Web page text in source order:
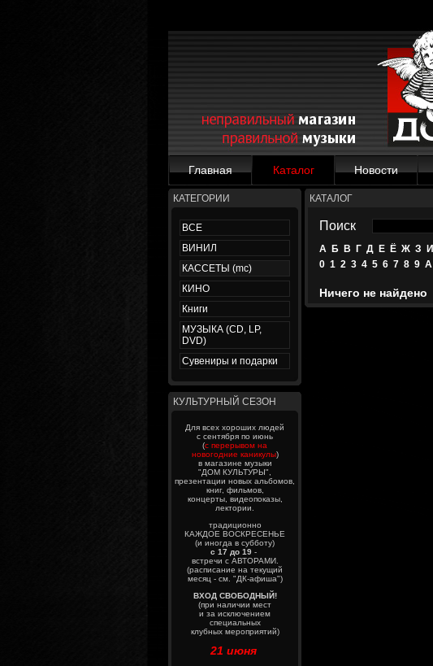
Главная Каталог Новости
КАТЕГОРИИ
ВСЕ
ВИНИЛ
КАССЕТЫ (mc)
КИНО
Книги
МУЗЫКА (CD, LP,
DVD)
Сувениры и подарки
КУЛЬТУРНЫЙ СЕЗОН
Для всех хороших людей
с сентября по июнь
(с перерывом на
новогодние каникулы)
в магазине музыки
"ДОМ КУЛЬТУРЫ",
презентации новых альбомов,
книг, фильмов,
концерты, видеопоказы,
лектории.
традиционно
КАЖДОЕ ВОСКРЕСЕНЬЕ
(и иногда в субботу)
с 17 до 19 -
встречи с АВТОРАМИ.
(расписание на текущий
месяц - см. "ДК-афиша")
ВХОД СВОБОДНЫЙ!
(при наличии мест
и за исключением
специальных
клубных мероприятий)
21 июня
КАТАЛОГ
Поиск
А Б В Г Д Е Ё Ж З И
0 1 2 3 4 5 6 7 8 9 A
Ничего не найдено